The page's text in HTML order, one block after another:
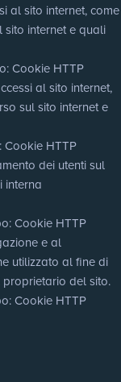
al sito internet, come
sito internet e quali
: Cookie HTTP
al sito internet,
sul sito internet e
: Cookie HTTP
dei utenti sul
interna
: Cookie HTTP
e al
utilizzato al fine di
del sito.
: Cookie HTTP